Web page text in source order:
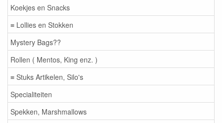
Koekjes en Snacks
≡ Lollies en Stokken
Mystery Bags??
Rollen ( Mentos, King enz. )
≡ Stuks Artikelen, Silo's
Specialiteiten
Spekken, Marshmallows